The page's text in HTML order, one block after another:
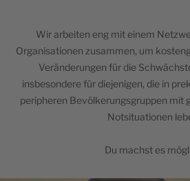
Wir arbeiten eng mit einem
Organisationen zusammen, um
Veränderungen für die
insbesondere für diejenigen, die in
peripheren Bevölkerungsgruppen mit
Notsituationen
Du machst es